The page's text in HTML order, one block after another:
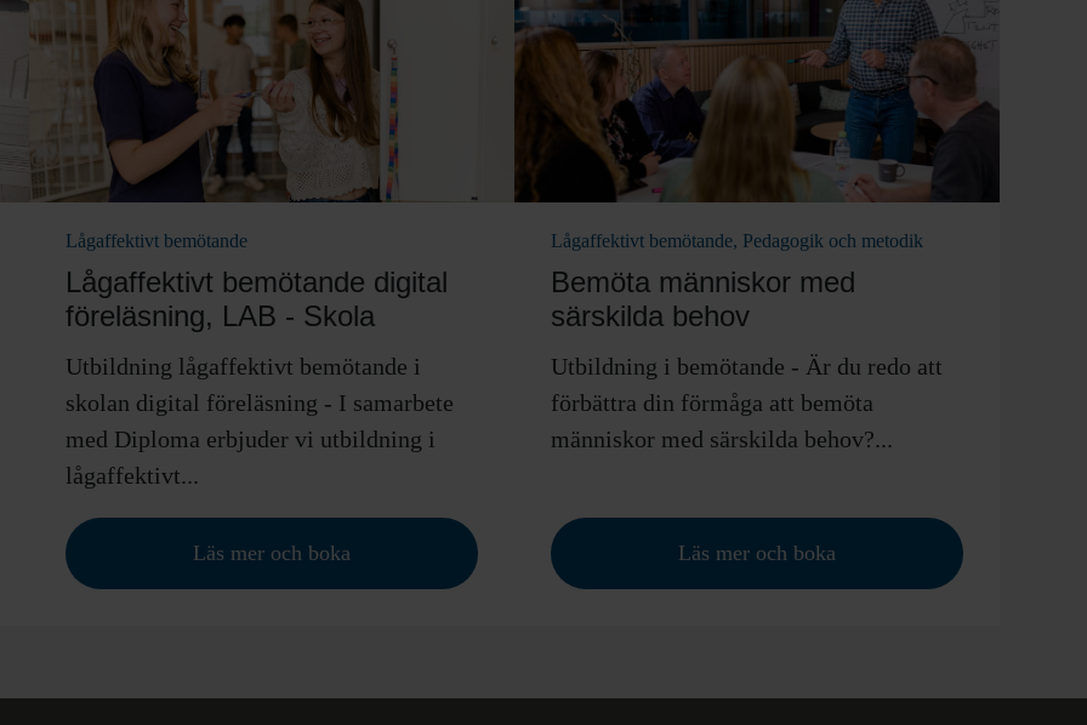
Lågaffektivt bemötande
Lågaffektivt bemötande digital
föreläsning, LAB - Skola
Utbildning lågaffektivt bemötande i
skolan digital föreläsning - I samarbete
med Diploma erbjuder vi utbildning i
lågaffektivt...
Läs mer och boka
Lågaffektivt bemötande, Pedagogik och metodik
Bemöta människor med
särskilda behov
Utbildning i bemötande - Är du redo att
förbättra din förmåga att bemöta
människor med särskilda behov?...
Läs mer och boka